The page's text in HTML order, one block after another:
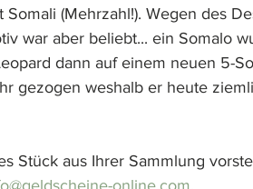
(Mehrzahl!). Wegen des
war aber beliebt... ein Somalo
dann auf einem neuen 5-
gezogen weshalb er heute
Stück aus Ihrer Sammlung